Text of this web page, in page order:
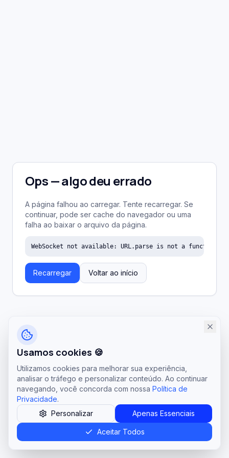
Ops — algo deu errado
A página falhou ao carregar. Tente recarregar. Se
continuar, pode ser cache do navegador ou uma
falha ao baixar o arquivo da página.
WebSocket not available: URL.parse is not a function
Recarregar Voltar ao início
Usamos cookies 🍪
Utilizamos cookies para melhorar sua experiência,
analisar o tráfego e personalizar conteúdo. Ao continuar
navegando, você concorda com nossa Política de
Privacidade.
Personalizar
Apenas Essenciais
Aceitar Todos